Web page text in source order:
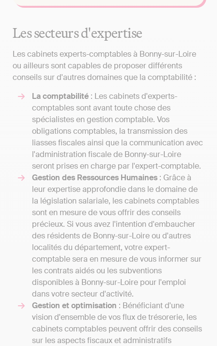
Les secteurs d'expertise
Les cabinets experts-comptables à Bonny-sur-Loire
ou ailleurs sont capables de proposer différents
conseils sur d'autres domaines que la comptabilité :
La comptabilité : Les cabinets d'experts-
comptables sont avant toute chose des
spécialistes en gestion comptable. Vos
obligations comptables, la transmission des
liasses fiscales ainsi que la communication avec
l'administration fiscale de Bonny-sur-Loire
seront prises en charge par l'expert-comptable.
Gestion des Ressources Humaines : Grâce à
leur expertise approfondie dans le domaine de
la législation salariale, les cabinets comptables
sont en mesure de vous offrir des conseils
précieux. Si vous avez l'intention d'embaucher
des résidents de Bonny-sur-Loire ou d'autres
localités du département, votre expert-
comptable sera en mesure de vous informer sur
les contrats aidés ou les subventions
disponibles à Bonny-sur-Loire pour l'emploi
dans votre secteur d'activité.
Gestion et optimisation : Bénéficiant d'une
vision d'ensemble de vos flux de trésorerie, les
cabinets comptables peuvent offrir des conseils
sur les aspects fiscaux et administratifs